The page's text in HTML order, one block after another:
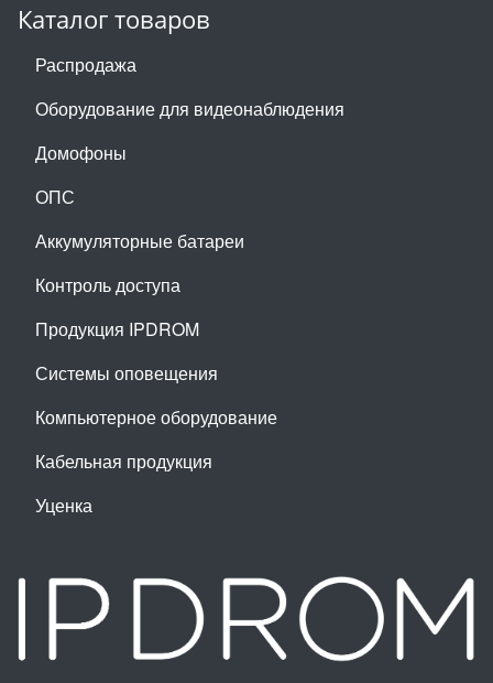
Каталог товаров
Распродажа
Оборудование для видеонаблюдения
Домофоны
ОПС
Аккумуляторные батареи
Контроль доступа
Продукция IPDROM
Системы оповещения
Компьютерное оборудование
Кабельная продукция
Уценка